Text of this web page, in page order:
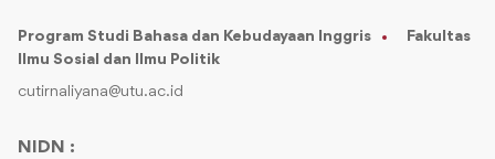
Program Studi Bahasa dan Kebudayaan Inggris
Fakultas
Ilmu Sosial dan Ilmu Politik
cutirnaliyana@utu.ac.id
NIDN :